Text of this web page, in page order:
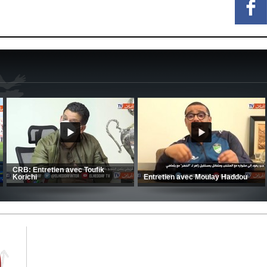
CSC: La préparation des hommes
d’Amrani se poursuit en Tunisie
Kaci-Saïd évoque le large
du Mouloudia face au FC